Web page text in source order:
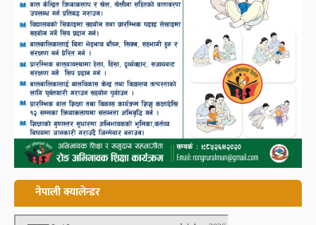
नेपाली क्यालेन्डर